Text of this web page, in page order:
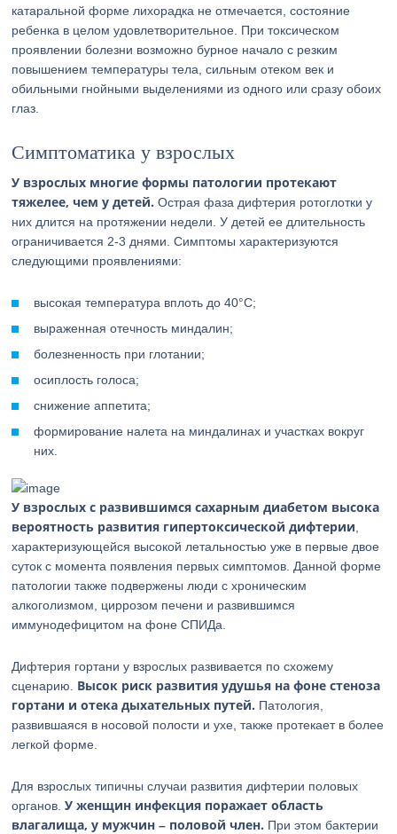
катаральной форме лихорадка не отмечается, состояние
ребенка в целом удовлетворительное. При токсическом
проявлении болезни возможно бурное начало с резким
повышением температуры тела, сильным отеком век и
обильными гнойными выделениями из одного или сразу обоих
глаз.
Симптоматика у взрослых
У взрослых многие формы патологии протекают
тяжелее, чем у детей. Острая фаза дифтерия ротоглотки у
них длится на протяжении недели. У детей ее длительность
ограничивается 2-3 днями. Симптомы характеризуются
следующими проявлениями:
высокая температура вплоть до 40°С;
выраженная отечность миндалин;
болезненность при глотании;
осиплость голоса;
снижение аппетита;
формирование налета на миндалинах и участках вокруг
них.
У взрослых с развившимся сахарным диабетом высока
вероятность развития гипертоксической дифтерии
характеризующейся высокой летальностью уже в первые двое
суток с момента появления первых симптомов. Данной форме
патологии также подвержены люди с хроническим
алкоголизмом, циррозом печени и развившимся
иммунодефицитом на фоне СПИДа.
Дифтерия гортани у взрослых развивается по схожему
сценарию. Высок риск развития удушья на фоне стеноза
гортани и отека дыхательных путей. Патология,
развившаяся в носовой полости и ухе, также протекает в более
легкой форме.
Для взрослых типичны случаи развития дифтерии половых
органов.У женщин инфекция поражает область
влагалища, у мужчин – половой член. При этом бактерии